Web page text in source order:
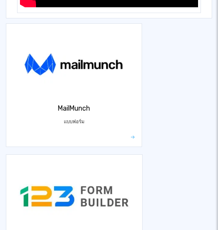
MailMunch
แบบฟอร์ม